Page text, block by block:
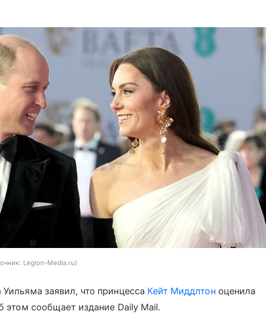
Legion-Media.ru
заявил, что принцесса Кейт Миддлтон оценила
сообщает издание Daily Mail.